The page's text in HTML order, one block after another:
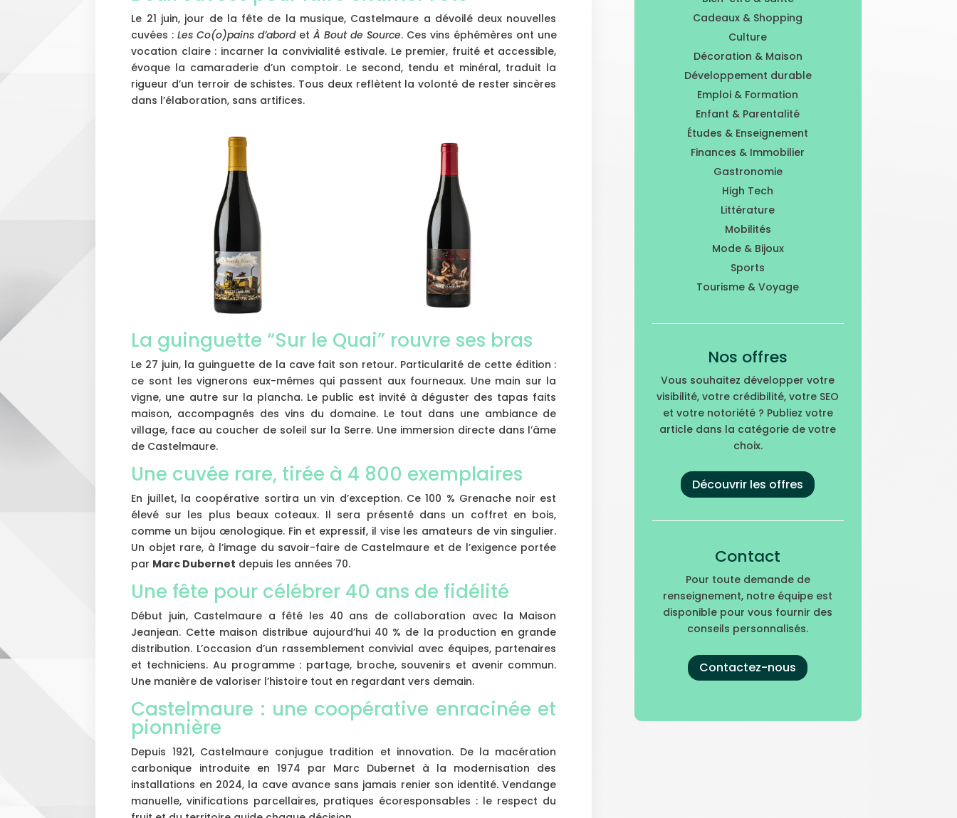
Le 21 juin, jour de la fête de la musique, Castelmaure a dévoilé deux nouvelles
cuvées :Les Co(o)pains d’abordetÀ Bout de Source. Ces vins éphémères ont une
vocation claire : incarner la convivialité estivale. Le premier, fruité et accessible,
évoque la camaraderie d’un comptoir. Le second, tendu et minéral, traduit la
rigueur d’un terroir de schistes. Tous deux reflètent la volonté de rester sincères
dans l’élaboration, sans artifices.
La guinguette “Sur le Quai” rouvre ses bras
Le 27 juin, la guinguette de la cave fait son retour. Particularité de cette édition :
ce sont les vignerons eux-mêmes qui passent aux fourneaux. Une main sur la
vigne, une autre sur la plancha. Le public est invité à déguster des tapas faits
maison, accompagnés des vins du domaine. Le tout dans une ambiance de
village, face au coucher de soleil sur la Serre. Une immersion directe dans l’âme
de Castelmaure.
Une cuvée rare, tirée à 4 800 exemplaires
En juillet, la coopérative sortira un vin d’exception. Ce 100 % Grenache noir est
élevé sur les plus beaux coteaux. Il sera présenté dans un coffret en bois,
comme un bijou œnologique. Fin et expressif, il vise les amateurs de vin singulier.
Un objet rare, à l’image du savoir-faire de Castelmaure et de l’exigence portée
par Marc Dubernet depuis les années 70.
Une fête pour célébrer 40 ans de fidélité
Début juin, Castelmaure a fêté les 40 ans de collaboration avec la Maison
Jeanjean. Cette maison distribue aujourd’hui 40 % de la production en grande
distribution. L’occasion d’un rassemblement convivial avec équipes, partenaires
et techniciens. Au programme : partage, broche, souvenirs et avenir commun.
Une manière de valoriser l’histoire tout en regardant vers demain.
Castelmaure : une coopérative enracinée et
pionnière
Depuis 1921, Castelmaure conjugue tradition et innovation. De la macération
carbonique introduite en 1974 par Marc Dubernet à la modernisation des
installations en 2024, la cave avance sans jamais renier son identité. Vendange
manuelle, vinifications parcellaires, pratiques écoresponsables : le respect du
Cadeaux & Shopping
Culture
Décoration & Maison
Développement durable
Emploi & Formation
Enfant & Parentalité
Études & Enseignement
Finances & Immobilier
Gastronomie
High Tech
Littérature
Mobilités
Mode & Bijoux
Sports
Tourisme & Voyage
Nos offres
Vous souhaitez développer votre
visibilité, votre crédibilité, votre SEO
et votre notoriété ? Publiez votre
article dans la catégorie de votre
choix.
Découvrir les offres
Contact
Pour toute demande de
renseignement, notre équipe est
disponible pour vous fournir des
conseils personnalisés.
Contactez-nous